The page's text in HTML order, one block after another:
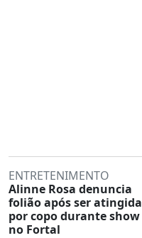
ENTRETENIMENTO
Alinne Rosa denuncia
folião após ser atingida
por copo durante show
no Fortal